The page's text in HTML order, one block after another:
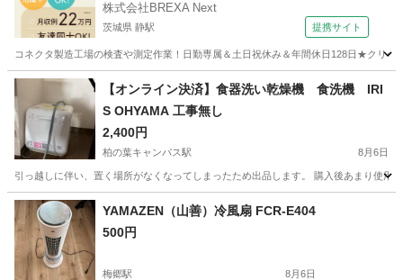
株式会社BREXA Next
茨城県 静駅 提携サイト
コネクタ製造工場の検査や測定作業！日勤専属＆土日祝休み＆年間休日128日★クリ
茨城 常陸大宮市 静駅 その他
【オンライン決済】食器洗い乾燥機 食洗機 IRI
S OHYAMA 工事無し
2,400円
柏の葉キャンパス駅 8月6日
引っ越しに伴い、置く場所がなくなってしまったため出品します。 購入後あまり使
千葉 柏市 柏の葉キャンパス駅 キッチン家電
YAMAZEN（山善）冷風扇 FCR-E404
500円
梅郷駅 8月6日